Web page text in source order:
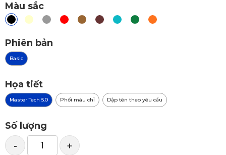
Màu sắc
Phiên bản
Basic
Họa tiết
Master Tech 5.0 Phối màu chỉ Dập tên theo yêu cầu
Số lượng
- +